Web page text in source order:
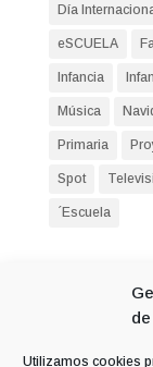
Utilizamos cookies
Día
eSCUELA
Infancia
Música
Primaria
Spot
´Escuela